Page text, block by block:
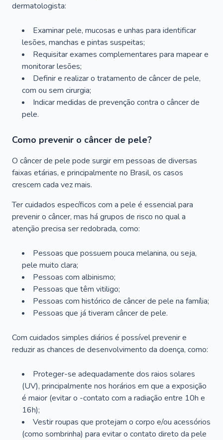
dermatologista:
Examinar pele, mucosas e unhas para identificar
lesões, manchas e pintas suspeitas;
Requisitar exames complementares para mapear e
monitorar lesões;
Definir e realizar o tratamento de câncer de pele,
com ou sem cirurgia;
Indicar medidas de prevenção contra o câncer de
pele.
Como prevenir o câncer de pele?
O câncer de pele pode surgir em pessoas de diversas
faixas etárias, e principalmente no Brasil, os casos
crescem cada vez mais.
Ter cuidados específicos com a pele é essencial para
prevenir o câncer, mas há grupos de risco no qual a
atenção precisa ser redobrada, como:
Pessoas que possuem pouca melanina, ou seja,
pele muito clara;
Pessoas com albinismo;
Pessoas que têm vitiligo;
Pessoas com histórico de câncer de pele na família;
Pessoas que já tiveram câncer de pele.
Com cuidados simples diários é possível prevenir e
reduzir as chances de desenvolvimento da doença, como:
Proteger-se adequadamente dos raios solares
(UV), principalmente nos horários em que a exposição
é maior (evitar o -contato com a radiação entre 10h e
16h);
Vestir roupas que protejam o corpo e/ou acessórios
(como sombrinha) para evitar o contato direto da pele